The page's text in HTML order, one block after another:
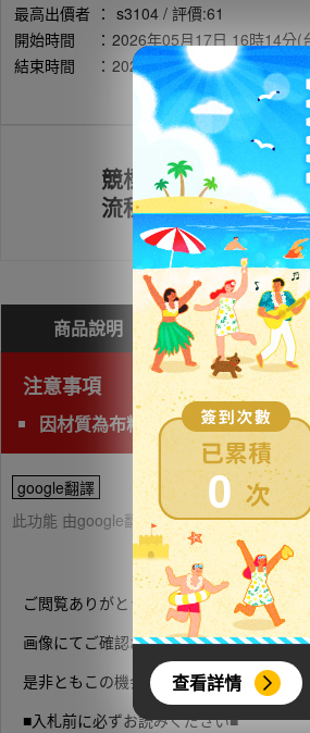
0
查看詳情
最高出價者 ： s3104 / 評價:61
開始時間
： 2026年05月17日 16時14分(
結束時間
： 2026年05月20日 19時14分(
競標
流程
商品說明 問與答(0)
注意事項
因材質為布料/皮革包包類無法海運
google翻譯
此功能 由google翻譯提供參考，樂淘不保
ご閲覧ありがとうございます。
画像にてご確認お願い致します。
是非ともこの機会にいかがでしょうか。
■入札前に必ずお読みください■